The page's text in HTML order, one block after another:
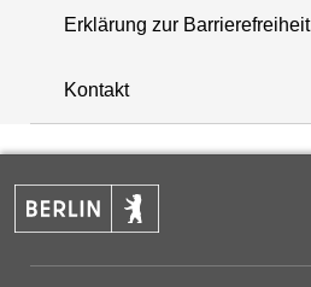
+
−
Erklärung zur Barrierefreiheit
Kontakt